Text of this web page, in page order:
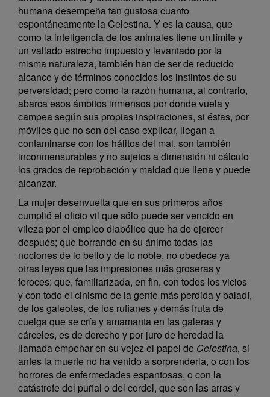
humana desempeña tan gustosa cuanto
espontáneamente la Celestina. Y es la causa, que
como la inteligencia de los animales tiene un límite y
un vallado estrecho impuesto y levantado por la
misma naturaleza, también han de ser de reducido
alcance y de términos conocidos los instintos de su
perversidad; pero como la razón humana, al contrario,
abarca esos ámbitos inmensos por donde vuela y
campea según sus propias inspiraciones, si éstas, por
móviles que no son del caso explicar, llegan a
contaminarse con los hálitos del mal, son también
inconmensurables y no sujetos a dimensión ni cálculo
los grados de reprobación y maldad que llena y puede
alcanzar.
La mujer desenvuelta que en sus primeros años
cumplió el oficio vil que sólo puede ser vencido en
vileza por el empleo diabólico que ha de ejercer
después; que borrando en su ánimo todas las
nociones de lo bello y de lo noble, no obedece ya
otras leyes que las impresiones más groseras y
feroces; que, familiarizada, en fin, con todos los vicios
y con todo el cinismo de la gente más perdida y baladí,
de los galeotes, de los rufianes y demás fruta de
cuelga que se cría y amamanta en las galeras y
cárceles, es de derecho y por juro de heredad la
llamada empeñar en su vejez el papel de Celestina, si
antes la muerte no ha venido a sorprenderla, o con los
horrores de enfermedades espantosas, o con la
catástrofe del puñal o del cordel, que son las arras y